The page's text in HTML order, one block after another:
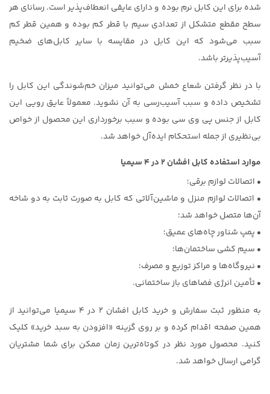
شده برای این کابل نرم بوده و دارای عایقی انعطاف‌پذیر است. رسانای هر
سطح مقطع متشکل از تعدادی سیم با قطر کم بوده و همین قطر کم
سبب می‌شود که این کابل در مقایسه با سایر کابل‌های ضخیم
آسیب‌پذیرتر باشد.
با در نظر گرفتن شعاع خمش می‌توانید میزان خم‌شوندگی این کابل را
تشخیص داده و سبب آسیب‌رسی به آن نشوید. معمولاً عایق رویی این
کابل از جنس پی وی سی بوده و سبب برخورداری این محصول از خواص
بی‌نظیری از جمله استحکام ایده‌آل خواهد شد.
موارد استفاده کابل افشان ۲ در ۴ سیمیا
• اتصالات لوازم برقی؛
• اتصالات لوازم منزل و ماشین‌آلاتی که کابل به صورت ثابت به دو شاخه
آن‌ها متصل خواهد شد؛
• پمپ شناور چاه‌های عمیق؛
• سیم کشی ساختمان‌ها؛
• نیروگاه‌ها و مراکز توزیع و مصرف؛
• تأمین انرژی فضاهای باز ساختمانی.
به منظور ثبت سفارش و خرید کابل افشان ۲ در ۴ سیمیا می‌توانید از
همین صفحه اقدام کرده و بر روی گزینه «افزودن به سبد خرید» کلیک
کنید. محصول مورد نظر در کوتاه‌ترین زمان ممکن برای شما مشتریان
گرامی ارسال خواهد شد.